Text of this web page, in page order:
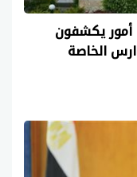
يكشفون
الخاصة